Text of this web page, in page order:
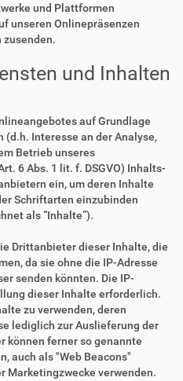
und Plattformen
unseren Onlinepräsenzen
zusenden.
und Inhalten
auf Grundlage
Interesse an der Analyse,
Betrieb unseres
6 Abs. 1 lit. f. DSGVO) Inhalts-
ein, um deren Inhalte
Schriftarten einzubinden
als “Inhalte”).
Drittanbieter dieser Inhalte, die
da sie ohne die IP-Adresse
senden könnten. Die IP-
dieser Inhalte erforderlich.
zu verwenden, deren
lediglich zur Auslieferung der
können ferner so genannte
auch als "Web Beacons"
Marketingzwecke verwenden.